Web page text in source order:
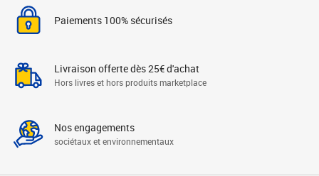
Paiements 100% sécurisés
Livraison offerte dès 25€ d'achat
Hors livres et hors produits marketplace
Nos engagements
sociétaux et environnementaux